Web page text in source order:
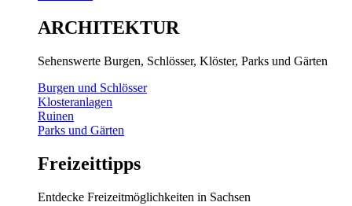
ARCHITEKTUR
Sehenswerte Burgen, Schlösser, Klöster, Parks und Gärten
Burgen und Schlösser
Klosteranlagen
Ruinen
Parks und Gärten
Freizeittipps
Entdecke Freizeitmöglichkeiten in Sachsen